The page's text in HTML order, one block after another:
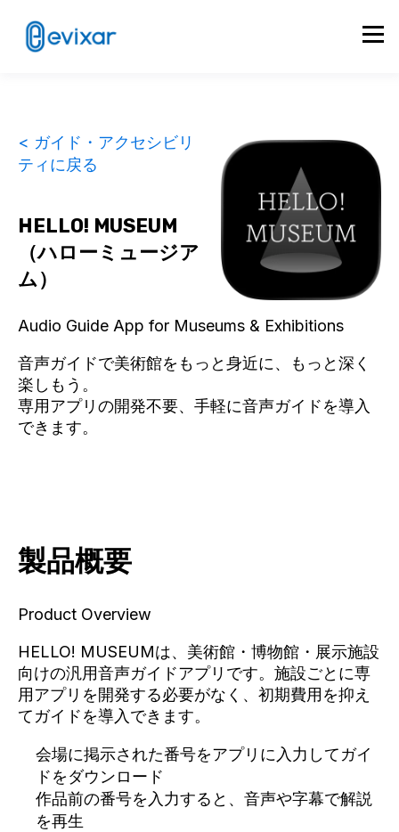
< ガイド・アクセシビリ
ティに戻る
HELLO! MUSEUM
（ハローミュージア
ム）
Audio Guide App for Museums & Exhibitions
音声ガイドで美術館をもっと身近に、もっと深く
楽しもう。
専用アプリの開発不要、手軽に音声ガイドを導入
できます。
製品概要
Product Overview
HELLO! MUSEUMは、美術館・博物館・展示施設
向けの汎用音声ガイドアプリです。施設ごとに専
用アプリを開発する必要がなく、初期費用を抑え
てガイドを導入できます。
会場に掲示された番号をアプリに入力してガイ
ドをダウンロード
作品前の番号を入力すると、音声や字幕で解説
を再生